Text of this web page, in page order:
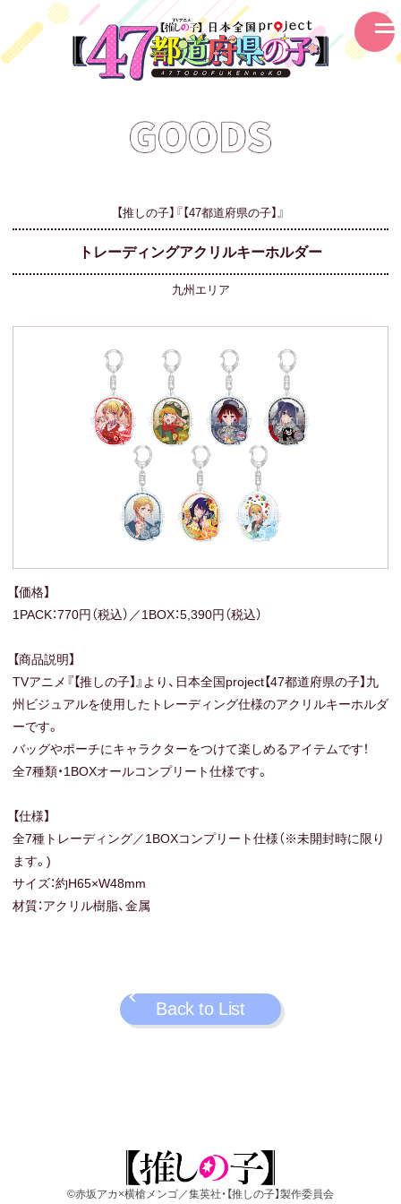
【推しの子】『【47都道府県の子】』
トレーディングアクリルキーホルダー
九州エリア
【価格】
1PACK：770円（税込）／1BOX：5,390円（税込）
【商品説明】
TVアニメ『【推しの子】』より、日本全国project【47都道府県の子】九
州ビジュアルを使用したトレーディング仕様のアクリルキーホルダ
ーです。
バッグやポーチにキャラクターをつけて楽しめるアイテムです！
全7種類・1BOXオールコンプリート仕様です。
【仕様】
全7種トレーディング／1BOXコンプリート仕様（※未開封時に限り
ます。)
サイズ：約H65×W48mm
材質：アクリル樹脂、金属
Back to List
©赤坂アカ×横槍メンゴ／集英社・【推しの子】製作委員会